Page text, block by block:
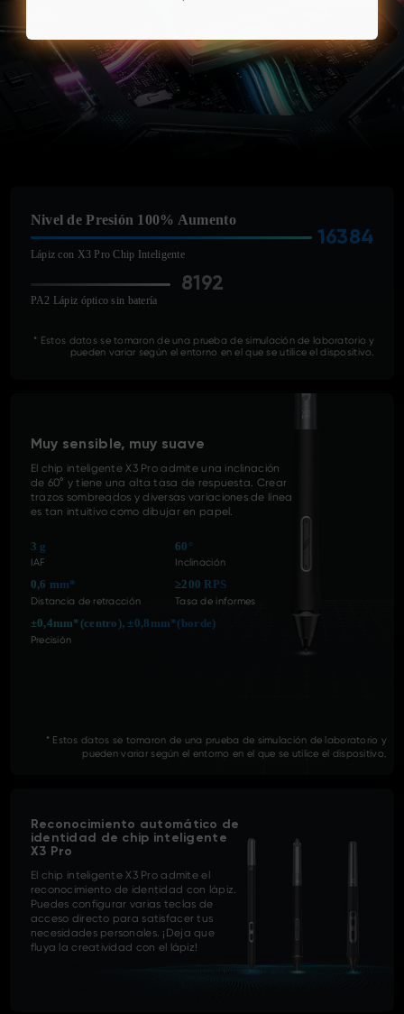
Nivel de Presión 100% Aumento
16384
Lápiz con X3 Pro Chip Inteligente
8192
PA2 Lápiz óptico sin batería
* Estos datos se tomaron de una prueba de simulación de laboratorio y
pueden variar según el entorno en el que se utilice el dispositivo.
Muy sensible, muy suave
El chip inteligente X3 Pro admite una inclinación
de 60° y tiene una alta tasa de respuesta. Crear
trazos sombreados y diversas variaciones de línea
es tan intuitivo como dibujar en papel.
3 g
IAF
60°
Inclinación
0,6 mm*
Distancia de retracción
≥200 RPS
Tasa de informes
±0,4mm*(centro), ±0,8mm*(borde)
Precisión
* Estos datos se tomaron de una prueba de simulación de laboratorio y
pueden variar según el entorno en el que se utilice el dispositivo.
Reconocimiento automático de
identidad de chip inteligente
X3 Pro
El chip inteligente X3 Pro admite el
reconocimiento de identidad con lápiz.
Puedes configurar varias teclas de
acceso directo para satisfacer tus
necesidades personales. ¡Deja que
fluya la creatividad con el lápiz!